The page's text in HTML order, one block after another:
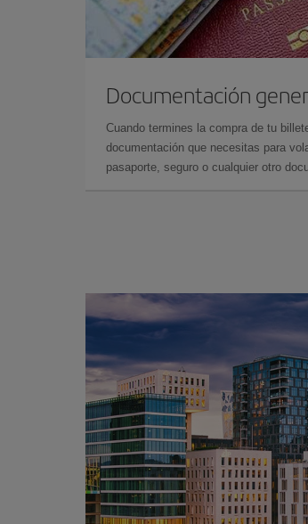
Documentación
Cuando termines la compra de tu
documentación que necesitas para
pasaporte, seguro o cualquier otro